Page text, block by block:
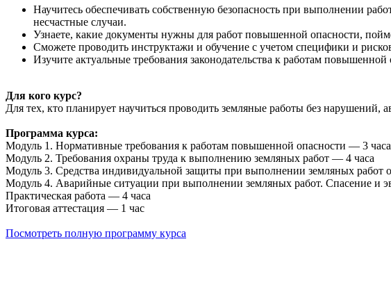
Научитесь обеспечивать собственную безопасность при выполнении
несчастные случаи.
Узнаете, какие документы нужны для работ повышенной опасности,
Сможете проводить инструктажи и обучение с учетом специфики и
Изучите актуальные требования законодательства к работам
Для кого курс?
Для тех, кто планирует научиться проводить земляные работы без
Программа курса:
Модуль 1. Нормативные требования к работам повышенной опасности — 3 часа
Модуль 2. Требования охраны труда к выполнению земляных работ — 4 часа
Модуль 3. Средства индивидуальной защиты при выполнении земляных работ
Модуль 4. Аварийные ситуации при выполнении земляных работ. Спасение и
Практическая работа — 4 часа
Итоговая аттестация — 1 час
Посмотреть полную программу курса